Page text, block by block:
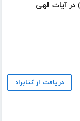
آیات الهی
دریافت از کتابراه